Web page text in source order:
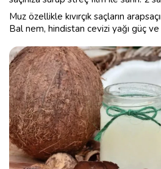
Muz özellikle kıvırçık saçların
Bal nem, hindistan cevizi yağı güç ve